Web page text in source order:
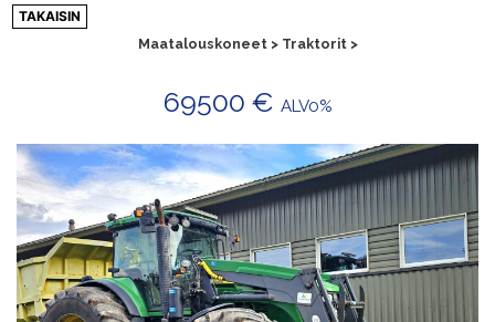
Siirry
sisältöön
TAKAISIN
Maatalouskoneet > Traktorit >
69500 € ALV0%